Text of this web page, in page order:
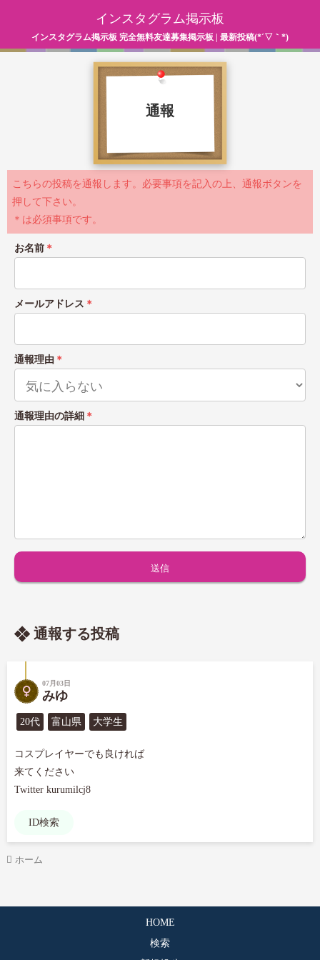
インスタグラム掲示板
インスタグラム掲示板 完全無料友達募集掲示板 | 最新投稿(*´▽｀*)
通報
こちらの投稿を通報します。必要事項を記入の上、通報ボタンを
押して下さい。
＊は必須事項です。
お名前 ＊
メールアドレス ＊
通報理由 ＊
通報理由の詳細 ＊
通報する投稿
07月03日
みゆ
20代 富山県 大学生
コスプレイヤーでも良ければ
来てください
Twitter kurumilcj8
ID検索
ホーム
HOME
検索